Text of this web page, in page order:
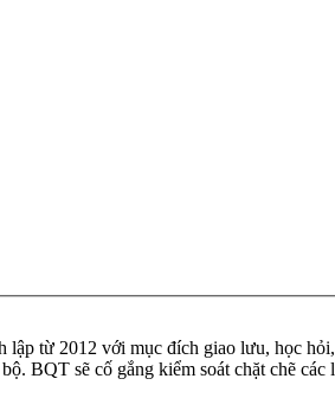
từ 2012 với mục đích giao lưu, học
BQT sẽ cố gắng kiểm soát chặt chẽ